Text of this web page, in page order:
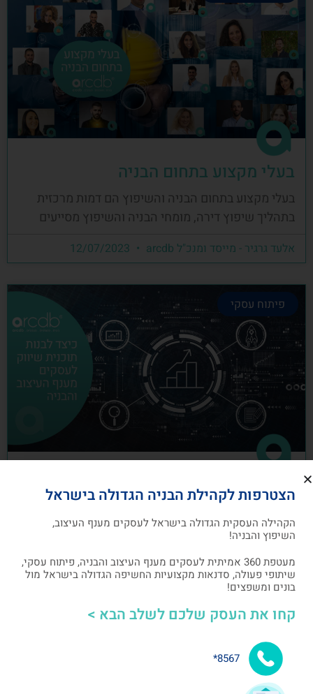
בעלי מקצוע בתחום הבניה
בעלי מקצוע בתחום הבניה והשיפוץ הם דמות מרכזית
בתהליך שיפוץ דירה, מומחי הבניה והשיפוץ מסייעים
אלעד גרגיר - מייסד ומנכ"ל arcdb
פיתוח עסקי
כיצד לבנות תוכנית שיווק לעסקים מענף
העיצוב והבניה
תוכנית שיווק הנה תוכנית כתובה, המהווה מפת דרכים
אלעד גרגיר - מייסד ומנכ"ל arcdb 05/07/2023
הצטרפות לקהילת הבניה הגדולה בישראל
הקהילה העסקית הגדולה בישראל לעסקים מענף העיצוב,
השיפוץ והבניה!
מעטפת 360 אמיתית לעסקים מענף העיצוב והבניה, פיתוח עסקי,
שיתופי פעולה, סדנאות מקצועיות החשיפה הגדולה בישראל מול
בונים ומשפצים!
קחו את העסק שלכם לשלב הבא >
8567*